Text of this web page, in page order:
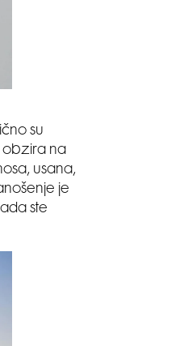
su
obzira na
usana,
je
ste